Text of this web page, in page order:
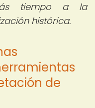
tiempo a la
histórica.
de